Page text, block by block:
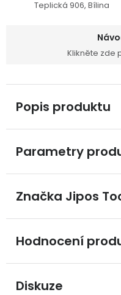
Teplická 906, Bílina
Klikněte zde
Popis produktu
Parametry
Značka Jipos
Hodnocení
Diskuze